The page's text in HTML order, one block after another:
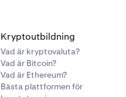
Kryptoutbildning
Vad är kryptovaluta?
Vad är Bitcoin?
Vad är Ethereum?
Bästa plattformen för